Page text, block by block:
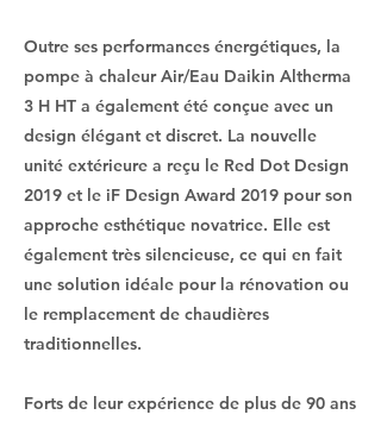
Outre ses performances énergétiques, la
pompe à chaleur Air/Eau Daikin Altherma
3 H HT a également été conçue avec un
design élégant et discret. La nouvelle
unité extérieure a reçu le Red Dot Design
2019 et le iF Design Award 2019 pour son
approche esthétique novatrice. Elle est
également très silencieuse, ce qui en fait
une solution idéale pour la rénovation ou
le remplacement de chaudières
traditionnelles.
Forts de leur expérience de plus de 90 ans